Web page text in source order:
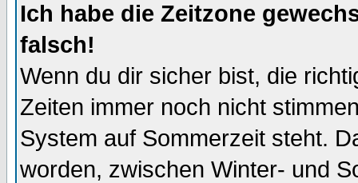
Ich habe die Zeitzone
falsch!
Wenn du dir sicher bist, die
Zeiten immer noch nicht
System auf Sommerzeit steht.
worden, zwischen Winter- und